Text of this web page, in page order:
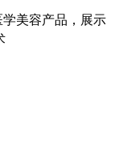
美容产品，展示